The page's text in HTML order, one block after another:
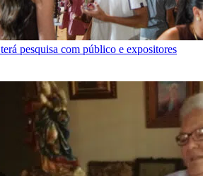
pesquisa com público e expositores